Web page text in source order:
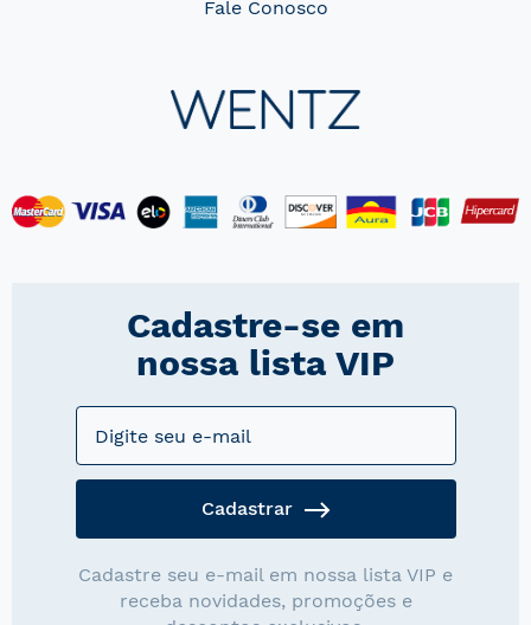
Fale Conosco
Cadastre-se em
nossa lista VIP
Cadastrar
Cadastre seu e-mail em nossa lista VIP e
receba novidades, promoções e